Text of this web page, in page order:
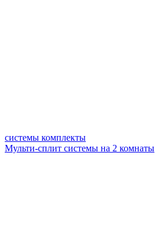
системы комплекты
Мульти-сплит системы на 2 комнаты